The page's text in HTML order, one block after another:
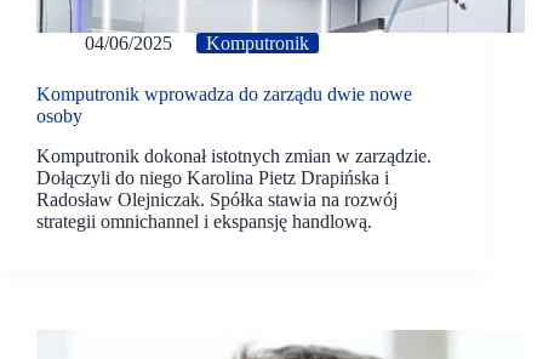
04/06/2025 Komputronik
Komputronik wprowadza do zarządu dwie nowe
osoby
Komputronik dokonał istotnych zmian w zarządzie.
Dołączyli do niego Karolina Pietz Drapińska i
Radosław Olejniczak. Spółka stawia na rozwój
strategii omnichannel i ekspansję handlową.